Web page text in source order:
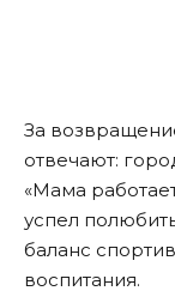
За
отвечают:
«Мама
успел
баланс
воспитания.